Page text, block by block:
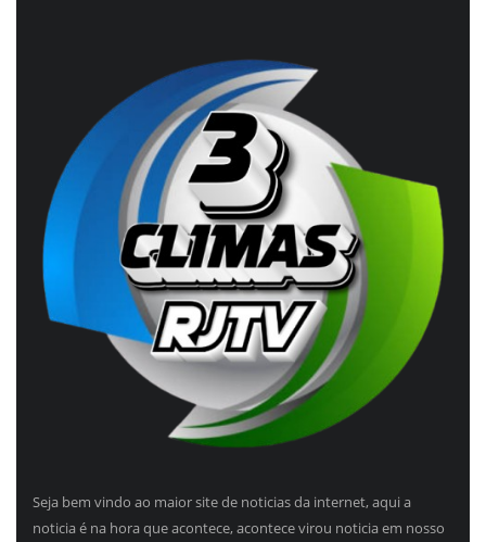
Seja bem vindo ao maior site de noticias da internet, aqui a
noticia é na hora que acontece, acontece virou noticia em nosso